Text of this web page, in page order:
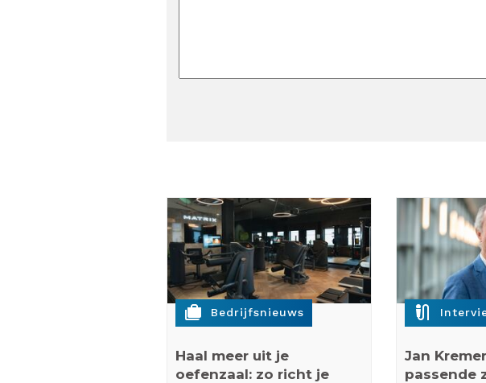
cases Bedrijfsnieuws
Haal meer uit je
oefenzaal: zo richt je
mic_external_on
Jan
passende